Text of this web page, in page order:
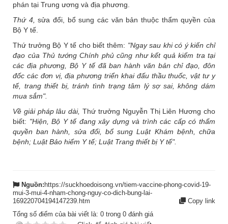
phán tại Trung ương và địa phương.
Thứ 4, sửa đổi, bổ sung các văn bản thuộc thẩm quyền của
Bộ Y tế.
Thứ trưởng Bộ Y tế cho biết thêm: "Ngay sau khi có ý kiến chỉ
đạo của Thủ tướng Chính phủ cũng như kết quả kiểm tra tại
các địa phương, Bộ Y tế đã ban hành văn bản chỉ đạo, đôn
đốc các đơn vị, địa phương triển khai đấu thầu thuốc, vật tư y
tế, trang thiết bị, tránh tình trạng tâm lý sợ sai, không dám
mua sắm".
Về giải pháp lâu dài, Thứ trưởng Nguyễn Thị Liên Hương cho
biết: "Hiện, Bộ Y tế đang xây dựng và trình các cấp có thẩm
quyền ban hành, sửa đổi, bổ sung Luật Khám bệnh, chữa
bệnh; Luật Bảo hiểm Y tế; Luật Trang thiết bị Y tế".
Nguồn: https://suckhoedoisong.vn/tiem-vaccine-phong-covid-19-
mui-3-mui-4-nham-chong-nguy-co-dich-bung-lai-
169220704194147239.htm
Copy link
Tổng số điểm của bài viết là: 0 trong 0 đánh giá